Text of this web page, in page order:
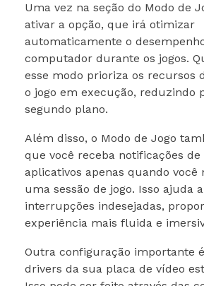
Uma vez na seção do Modo de
ativar a opção, que irá otimizar
automaticamente o
computador durante os jogos.
esse modo prioriza os recursos
o jogo em execução, reduzindo
segundo plano.
Além disso, o Modo de Jogo
que você receba notificações de
aplicativos apenas quando você
uma sessão de jogo. Isso ajuda
interrupções indesejadas,
experiência mais fluida e
Outra configuração importante
drivers da sua placa de vídeo